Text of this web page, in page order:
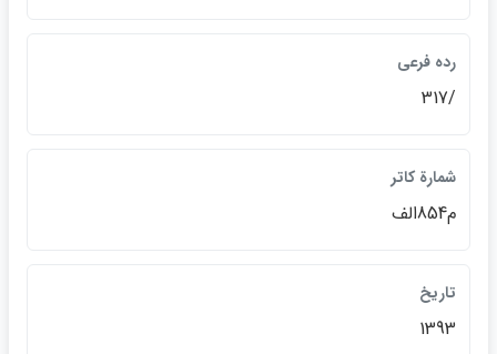
رده فرعي
/317
شمارة كاتر
م854الف
تاريخ
1393